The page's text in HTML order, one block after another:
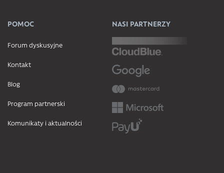
POMOC
Forum dyskusyjne
Kontakt
Blog
Program partnerski
Komunikaty i aktualności
NASI PARTNERZY